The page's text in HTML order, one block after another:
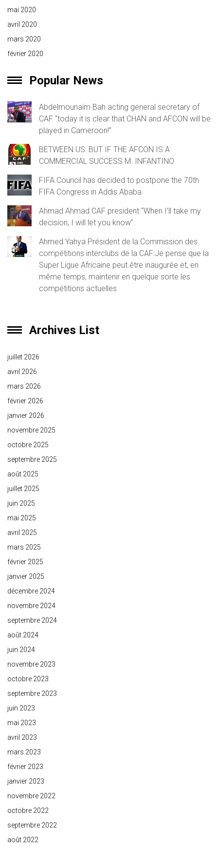
mai 2020
avril 2020
mars 2020
février 2020
Popular News
Abdelmounaïm Bah acting general secretary of
CAF “today it is clear that CHAN and AFCON will be
played in Cameroon!”
BETWEEN US: BUT IF THE AFCON IS A
COMMERCIAL SUCCESS M. INFANTINO
FIFA Council has decided to postpone the 70th
FIFA Congress in Addis Ababa
Ahmad Ahmad CAF president “When I’ll take my
decision, I will let you know”.
Ahmed Yahya Président de la Commission des
compétitions interclubs de la CAF:Je pense que la
Super Ligue Africaine peut être inaugurée et, en
même temps, maintenir en quelque sorte les
compétitions actuelles
Archives List
juillet 2026
avril 2026
mars 2026
février 2026
janvier 2026
novembre 2025
octobre 2025
septembre 2025
août 2025
juillet 2025
juin 2025
mai 2025
avril 2025
mars 2025
février 2025
janvier 2025
décembre 2024
novembre 2024
septembre 2024
août 2024
juin 2024
novembre 2023
octobre 2023
septembre 2023
juin 2023
mai 2023
avril 2023
mars 2023
février 2023
janvier 2023
novembre 2022
octobre 2022
septembre 2022
août 2022